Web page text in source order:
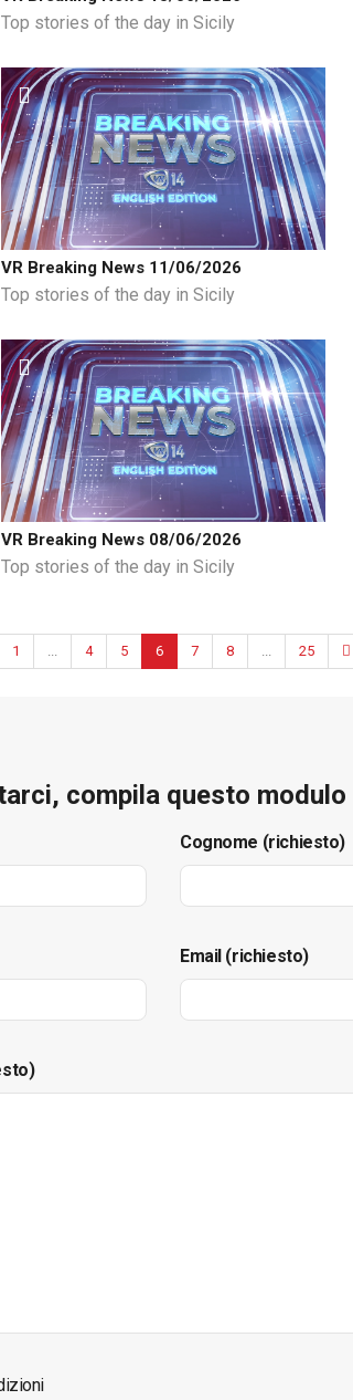
Top stories of the day in Sicily
VR Breaking News 11/06/2026
Top stories of the day in Sicily
VR Breaking News 08/06/2026
Top stories of the day in Sicily
1 4 5 6 7 8 25
compila questo modulo
Cognome (richiesto)
Email (richiesto)